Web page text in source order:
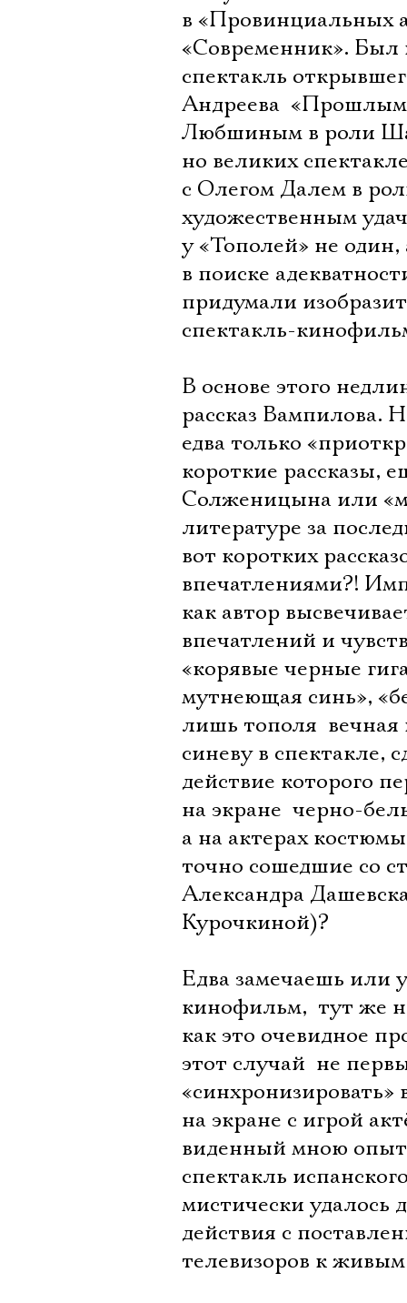
в «Провинциальных
«Современник». Был
спектакль
Андреева 
Любшиным в роли
но великих
с Олегом Далем в
художественным
у «Тополей» не один,
в поиске
придумали
спектакль-
В основе этого
рассказ Вампилова.
едва только
короткие рассказы,
Солженицына или
литературе за
вот коротких
впечатлениями?!
как автор
впечатлений и
«корявые черные
мутнеющая синь»,
лишь тополя 
синеву в
действие которого
на экране  черно-
а на актерах
точно сошедшие со
Александра
Курочкиной)?
Едва замечаешь или
кинофильм,  тут же
как это очевидное
этот случай  не
на экране с игрой
виденный мною опыт
спектакль
мистически удалось
действия с
телевизоров к